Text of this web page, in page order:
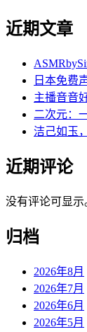
近期文章
日本免费
主播音音
二次元：
洁己如玉
近期评论
没有评论可显示
归档
2026年8月
2026年7月
2026年6月
2026年5月